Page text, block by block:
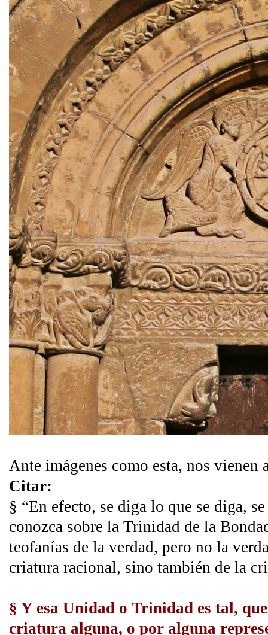
Ante imágenes como esta, nos
Citar:
§ “En efecto, se diga lo que se diga,
conozca sobre la Trinidad de la
teofanías de la verdad, pero no la
criatura racional, sino también de la
§ Y esa Unidad o Trinidad es tal,
criatura alguna, o por alguna